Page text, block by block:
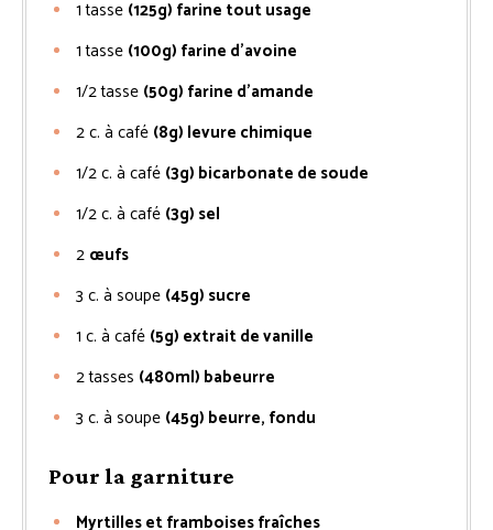
1 tasse (125g) farine tout usage
1 tasse (100g) farine d’avoine
1/2tasse (50g) farine d’amande
2c. à café (8g) levure chimique
1/2c. à café (3g) bicarbonate de soude
1/2c. à café (3g) sel
2 œufs
3 c. à soupe (45g) sucre
1 c. à café (5g) extrait de vanille
2tasses (480ml) babeurre
3 c. à soupe (45g) beurre, fondu
Pour la garniture
Myrtilles et framboises fraîches